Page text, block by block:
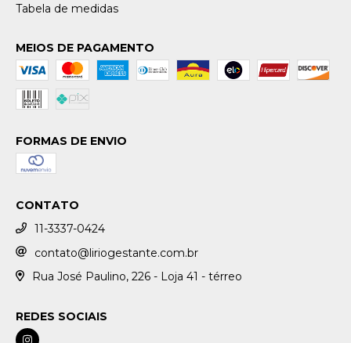
Tabela de medidas
MEIOS DE PAGAMENTO
FORMAS DE ENVIO
CONTATO
11-3337-0424
contato@liriogestante.com.br
Rua José Paulino, 226 - Loja 41 - térreo
REDES SOCIAIS